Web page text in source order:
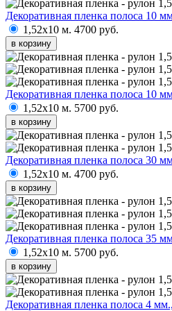
Декоративная пленка полоса 10
1,52х10 м. 4700 руб.
в корзину
Декоративная пленка полоса 10
1,52х10 м. 5700 руб.
в корзину
Декоративная пленка полоса 30
1,52х10 м. 4700 руб.
в корзину
Декоративная пленка полоса 35
1,52х10 м. 5700 руб.
в корзину
Декоративная пленка полоса 4